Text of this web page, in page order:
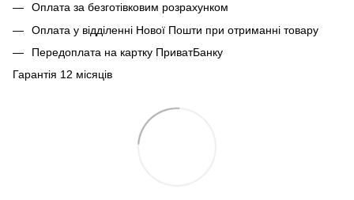
Оплата за безготівковим розрахунком
Оплата у відділенні Нової Пошти при отриманні товару
Передоплата на картку ПриватБанку
Гарантія 12 місяців